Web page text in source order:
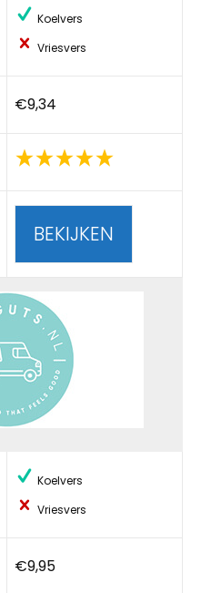
Koelvers
Vriesvers
€9,34
BEKIJKEN
Koelvers
Vriesvers
€9,95